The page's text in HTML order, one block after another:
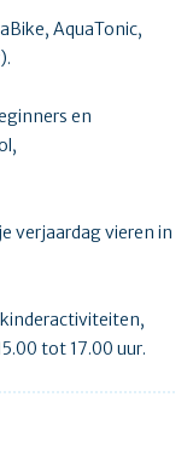
AquaTonic,
en
verjaardag vieren in
tot 17.00 uur.